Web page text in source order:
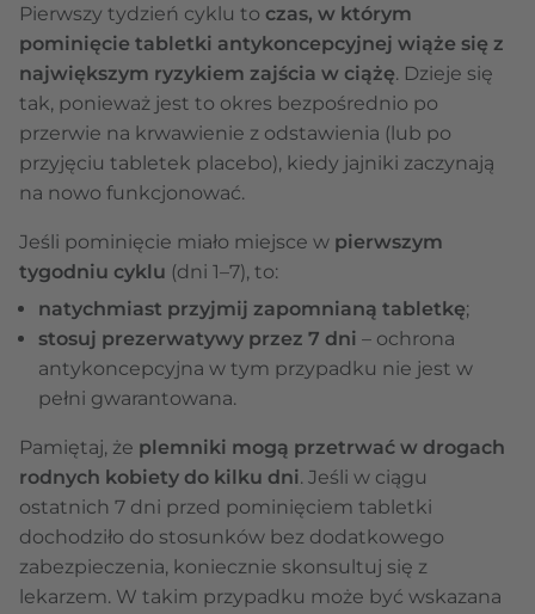
Pierwszy tydzień cyklu to czas, w którym
pominięcie tabletki antykoncepcyjnej wiąże się z
największym ryzykiem zajścia w ciążę. Dzieje się
tak, ponieważ jest to okres bezpośrednio po
przerwie na krwawienie z odstawienia (lub po
przyjęciu tabletek placebo), kiedy jajniki zaczynają
na nowo funkcjonować.
Jeśli pominięcie miało miejsce w pierwszym
tygodniu cyklu (dni 1–7), to:
natychmiast przyjmij zapomnianą tabletkę;
stosuj prezerwatywy przez 7 dni – ochrona
antykoncepcyjna w tym przypadku nie jest w
pełni gwarantowana.
Pamiętaj, że plemniki mogą przetrwać w drogach
rodnych kobiety do kilku dni. Jeśli w ciągu
ostatnich 7 dni przed pominięciem tabletki
dochodziło do stosunków bez dodatkowego
zabezpieczenia, koniecznie skonsultuj się z
lekarzem. W takim przypadku może być wskazana